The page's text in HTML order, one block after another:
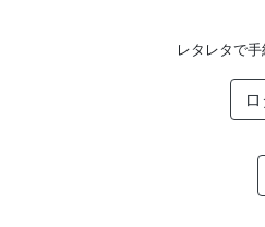
レタレタで